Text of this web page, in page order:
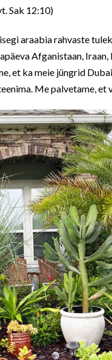
Sak 12:10)
araabia rahvaste
Afganistaan,
et ka meie jüngrid
Me palvetame, et